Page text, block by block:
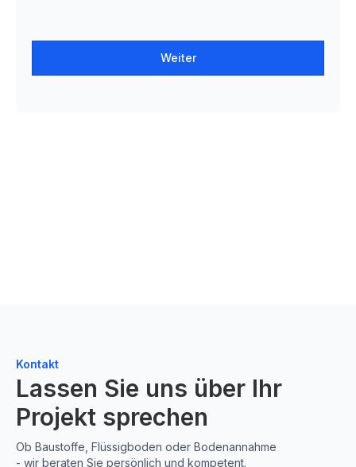
Weiter
Kontakt
Lassen Sie uns über Ihr
Projekt sprechen
Ob Baustoffe, Flüssigboden oder Bodenannahme
- wir beraten Sie persönlich und kompetent.